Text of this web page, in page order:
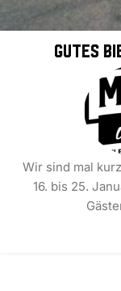
Gutes
Wir sind mal
16. bis 25.